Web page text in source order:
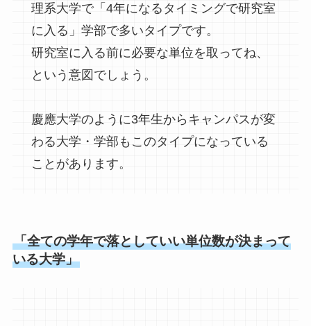
理系大学で「4年になるタイミングで研究室
に入る」学部で多いタイプです。
研究室に入る前に必要な単位を取ってね、
という意図でしょう。
慶應大学のように3年生からキャンパスが変
わる大学・学部もこのタイプになっている
ことがあります。
「全ての学年で落としていい単位数が決まって
いる大学」